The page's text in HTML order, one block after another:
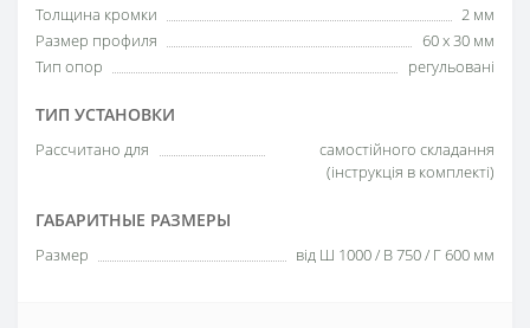
Толщина кромки
2 мм
Размер профиля
60 х 30 мм
Тип опор
регульовані
ТИП УСТАНОВКИ
Рассчитано для
самостійного складання
(інструкція в комплекті)
ГАБАРИТНЫЕ РАЗМЕРЫ
Размер від Ш 1000 / В 750 / Г 600 мм